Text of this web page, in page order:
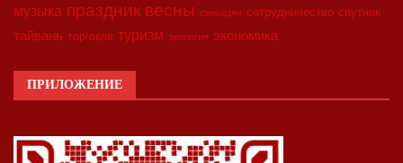
музыка праздник весны синьцзян сотрудничество спутник
тайвань торговля туризм экология экономика
ПРИЛОЖЕНИЕ